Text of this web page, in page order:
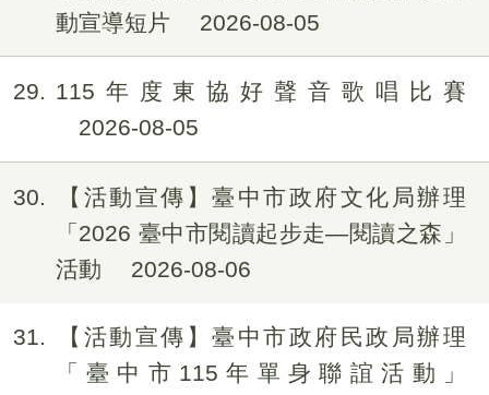
動宣導短片
2026-08-05
29
115年度東協好聲音歌唱比賽
2026-08-05
30
【活動宣傳】臺中市政府文化局辦理
「2026 臺中市閱讀起步走—閱讀之森」
活動
2026-08-06
31
【活動宣傳】臺中市政府民政局辦理
「臺中市115年單身聯誼活動」